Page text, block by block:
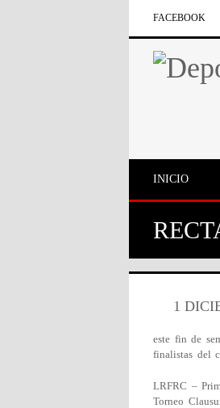
FACEBOOK
INICIO
1
este fin de
finalistas del
LRFRC –
Torneo